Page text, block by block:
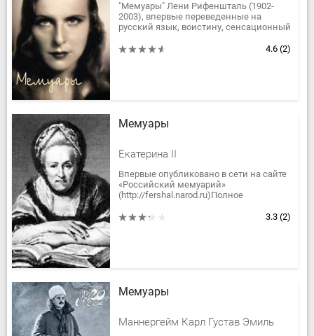
"Мемуары" Лени Рифеншталь (1902-
2003), впервые переведенные на
русский язык, воистину, сенсационный
глазами одной из талантливейших...
4.6 (2)
Мемуары
Екатеринa II
Впервые опубликовано в сети на сайте
«Российский мемуарий»
(http://fershal.narod.ru)Полное
изданию не гарантируется. Нумерация
3.3 (2)
Мемуары
Маннергейм Карл Густав Эмиль